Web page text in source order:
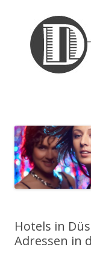
Hotels in
Adressen in